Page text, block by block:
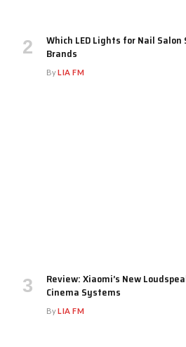
Which LED Lights for Nail
Brands
ByLIA FM
Review: Xiaomi’s New
Cinema Systems
ByLIA FM